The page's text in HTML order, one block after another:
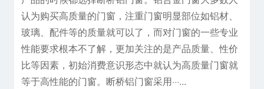
认为购买高质量的门窗，注重门窗明显部位如铝材、
玻璃、配件等的质量就可以了，而对门窗的一些专业
性能要求根本不了解，更加关注的是产品质量、性价
比等因素，初始消费意识形态中就认为高质量门窗就
等于高性能的门窗。断桥铝门窗采用···...